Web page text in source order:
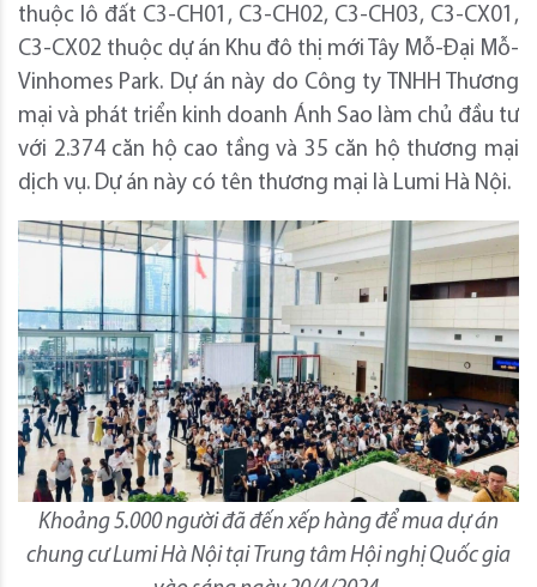
thuộc lô đất C3-CH01, C3-CH02, C3-CH03, C3-CX01,
C3-CX02 thuộc dự án Khu đô thị mới Tây Mỗ-Đại Mỗ-
Vinhomes Park. Dự án này do Công ty TNHH Thương
mại và phát triển kinh doanh Ánh Sao làm chủ đầu tư
với 2.374 căn hộ cao tầng và 35 căn hộ thương mại
dịch vụ. Dự án này có tên thương mại là Lumi Hà Nội.
Khoảng 5.000 người đã đến xếp hàng để mua dự án
chung cư Lumi Hà Nội tại Trung tâm Hội nghị Quốc gia